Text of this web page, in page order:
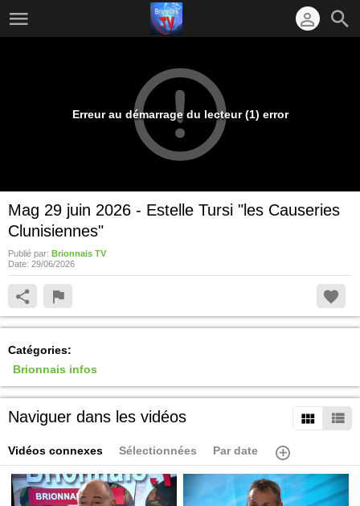
Erreur au démarrage du lecteur (1) error
Mag 29 juin 2026 - Estelle Tursi "les Causeries
Clunisiennes"
Publié par: Brionnais TV
Date: 29/06/2026
Catégories:
Brionnais infos
Naviguer dans les vidéos
Vidéos connexes Sélectionnées Par date